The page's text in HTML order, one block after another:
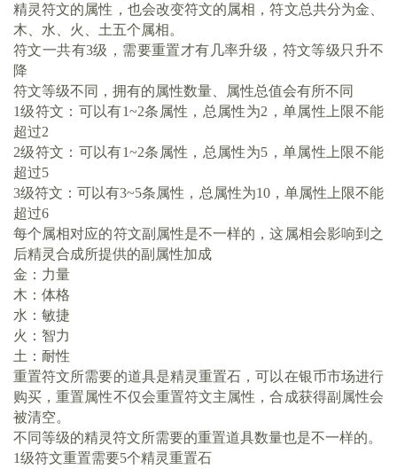
精灵符文的属性，也会改变符文的属相，符文总共分为金、
木、水、火、土五个属相。
符文一共有3级，需要重置才有几率升级，符文等级只升不
降
符文等级不同，拥有的属性数量、属性总值会有所不同
1级符文：可以有1~2条属性，总属性为2，单属性上限不能
超过2
2级符文：可以有1~2条属性，总属性为5，单属性上限不能
超过5
3级符文：可以有3~5条属性，总属性为10，单属性上限不能
超过6
每个属相对应的符文副属性是不一样的，这属相会影响到之
后精灵合成所提供的副属性加成
金：力量
木：体格
水：敏捷
火：智力
土：耐性
重置符文所需要的道具是精灵重置石，可以在银币市场进行
购买，重置属性不仅会重置符文主属性，合成获得副属性会
被清空。
不同等级的精灵符文所需要的重置道具数量也是不一样的。
1级符文重置需要5个精灵重置石